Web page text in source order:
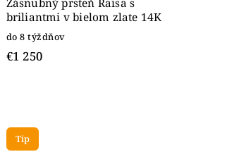
briliantmi v bielom zlate 14K
do 8 týždňov
€1 250
Tip